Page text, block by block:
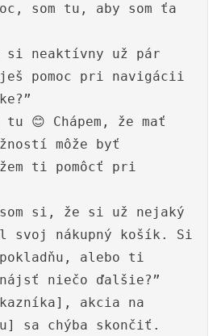
som tu, aby som ťa
si neaktívny už pár
pomoc pri navigácii
tu 😊 Chápem, že mať
môže byť
ti pomôcť pri
si, že si už nejaký
svoj nákupný košík. Si
alebo ti
nájsť niečo ďalšie?”
akcia na
sa chýba skončiť.